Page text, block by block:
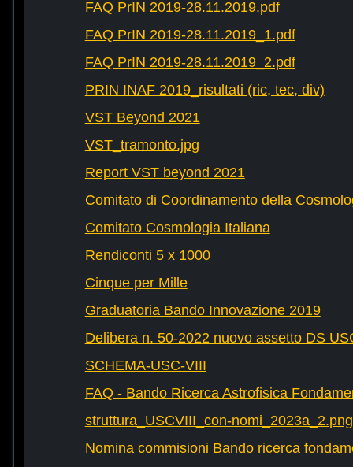
FAQ PrIN 2019-28.11.2019.pdf
FAQ PrIN 2019-28.11.2019_1.pdf
FAQ PrIN 2019-28.11.2019_2.pdf
PRIN INAF 2019_risultati (ric, tec, div)
VST Beyond 2021
VST_tramonto.jpg
Report VST beyond 2021
Comitato di Coordinamento della
Comitato Cosmologia Italiana
Rendiconti 5 x 1000
Cinque per Mille
Graduatoria Bando Innovazione 2019
Delibera n. 50-2022 nuovo assetto DS
SCHEMA-USC-VIII
FAQ - Bando Ricerca Astrofisica
struttura_USCVIII_con-nomi_2023a_2.png
Nomina commisioni Bando ricerca